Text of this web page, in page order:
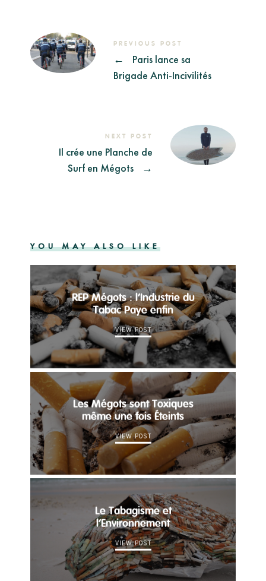
PREVIOUS POST
←
Paris lance sa
Brigade Anti-Incivilités
NEXT POST
Il crée une Planche de
Surf en Mégots
→
YOU MAY ALSO LIKE
REP Mégots : l’Industrie du
Tabac Paye enfin
VIEW POST
Les Mégots sont Toxiques
même une fois Éteints
VIEW POST
Le Tabagisme et
l’Environnement
VIEW POST